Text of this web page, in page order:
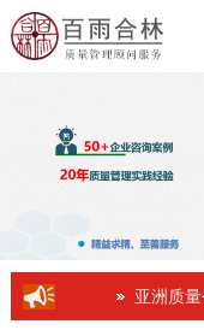
亚洲质量创